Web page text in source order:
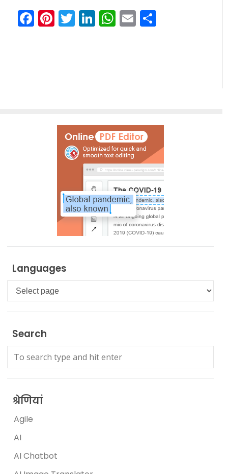
Facebook
Pinterest
Twitter
LinkedIn
WhatsApp
Email
Languages
Languages
Search
श्रेणियां
Agile
AI
AI Chatbot